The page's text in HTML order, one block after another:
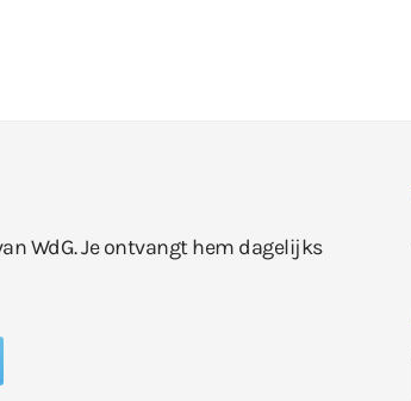
WdG. Je ontvangt hem dagelijks